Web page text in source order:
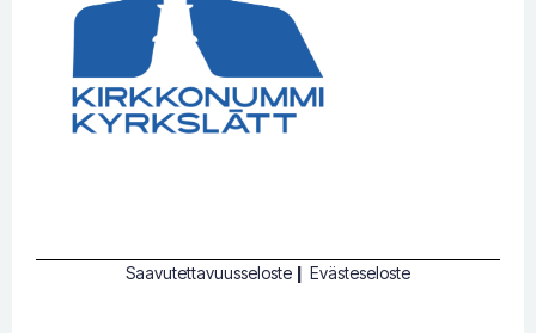
Saavutettavuusseloste Evästeseloste